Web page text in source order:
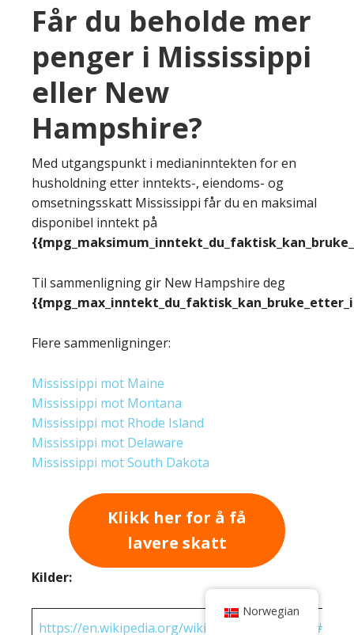
Får du beholde mer
penger i Mississippi
eller New
Hampshire?
Med utgangspunkt i medianinntekten for en
husholdning etter inntekts-, eiendoms- og
omsetningsskatt Mississippi får du en maksimal
disponibel inntekt på
Til sammenligning gir New Hampshire deg
Flere sammenligninger:
Mississippi mot Maine
Mississippi mot Montana
Mississippi mot Rhode Island
Mississippi mot Delaware
Mississippi mot South Dakota
Klikk her for å få
lavere skatt
Kilder:
https://en.wikipedia.org/wiki/
Norwegian